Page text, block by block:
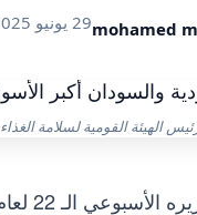
mohamed29 يونيو 2025
الهيئة القومية لسلامة الغذاء